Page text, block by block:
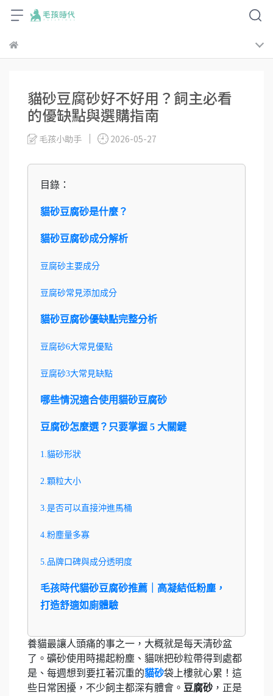
貓砂豆腐砂好不好用？飼主必看
的優缺點與選購指南
毛孩小助手 2026-05-27
目錄：
貓砂豆腐砂是什麼？
貓砂豆腐砂成分解析
豆腐砂主要成分
豆腐砂常見添加成分
貓砂豆腐砂優缺點完整分析
豆腐砂6大常見優點
豆腐砂3大常見缺點
哪些情況適合使用貓砂豆腐砂
豆腐砂怎麼選？只要掌握 5 大關鍵
1.貓砂形狀
2.顆粒大小
3.是否可以直接沖進馬桶
4.粉塵量多寡
5.品牌口碑與成分透明度
毛孩時代貓砂豆腐砂推薦｜高凝結低粉塵，
打造舒適如廁體驗
養貓最讓人頭痛的事之一，大概就是每天清砂盆
了。礦砂使用時揚起粉塵、貓咪把砂粒帶得到處都
是、每週想到要扛著沉重的貓砂袋上樓就心累！這
些日常困擾，不少飼主都深有體會。 豆腐砂 ，正是